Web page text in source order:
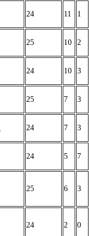
24 11 1
25 10 2
24 10 3
25 7 3
24 7 3
24 5 7
25 6 3
24 2 0